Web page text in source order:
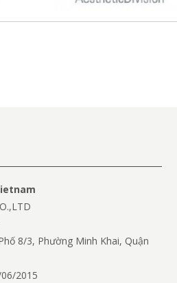
8/3, Phường Minh Khai, Quận
2015